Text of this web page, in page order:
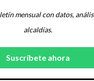
mensual con datos,
alcaldías.